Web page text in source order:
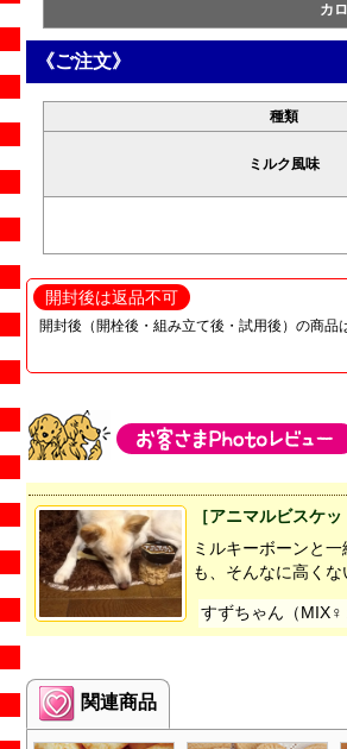
カ
《ご注文》
種類
ミルク風味
開封後は返品不可
開封後（開栓後・組み立て後・試用後）の商品
［アニマルビスケッ
ミルキーボーンと
も、そんなに高くな
すずちゃん（MIX♀
関連商品